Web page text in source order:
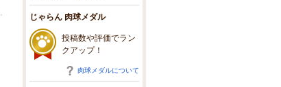
じゃらん 肉球メダル
投稿数や評価でラン
クアップ！
肉球メダルについて